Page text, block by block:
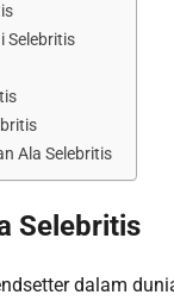
Selebritis
Ala Selebritis
Selebritis
dalam